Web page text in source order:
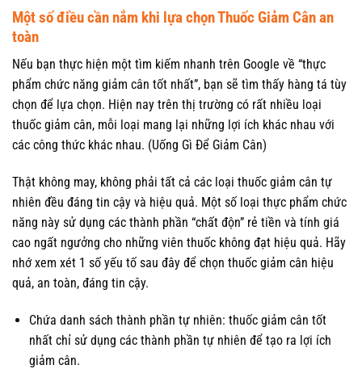
Một số điều cần nắm khi lựa chọn Thuốc Giảm Cân an
toàn
Nếu bạn thực hiện một tìm kiếm nhanh trên Google về “thực
phẩm chức năng giảm cân tốt nhất”, bạn sẽ tìm thấy hàng tá tùy
chọn để lựa chọn. Hiện nay trên thị trường có rất nhiều loại
thuốc giảm cân, mỗi loại mang lại những lợi ích khác nhau với
các công thức khác nhau. (Uống Gì Để Giảm Cân)
Thật không may, không phải tất cả các loại thuốc giảm cân tự
nhiên đều đáng tin cậy và hiệu quả. Một số loại thực phẩm chức
năng này sử dụng các thành phần “chất độn” rẻ tiền và tính giá
cao ngất ngưởng cho những viên thuốc không đạt hiệu quả. Hãy
nhớ xem xét 1 số yếu tố sau đây để chọn thuốc giảm cân hiệu
quả, an toàn, đáng tin cậy.
Chứa danh sách thành phần tự nhiên: thuốc giảm cân tốt
nhất chỉ sử dụng các thành phần tự nhiên để tạo ra lợi ích
giảm cân.